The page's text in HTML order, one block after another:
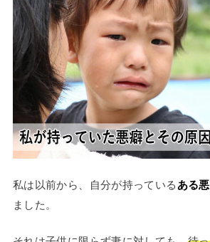
私は以前から、自分が持っているある
ました。